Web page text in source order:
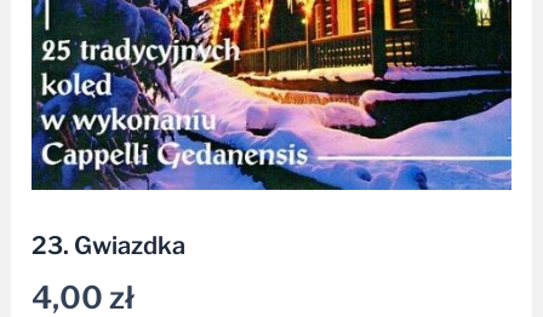
23. Gwiazdka
4,00zł